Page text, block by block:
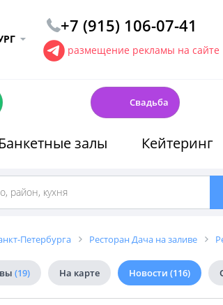
+7 (915) 106-07-41
размещение рекламы на сайте
Свадьба
Банкетные залы Кейтеринг
Петербурга Ресторан Дача на заливе
(19) На карте Новости (116)